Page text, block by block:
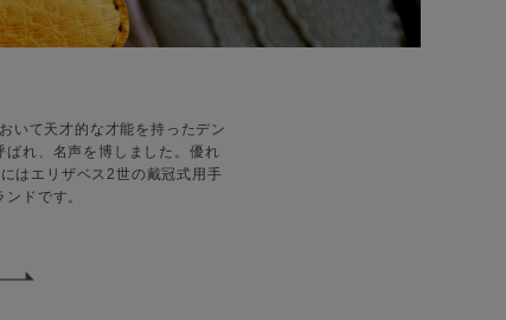
いて天才的な才能を持ったデン
れ、名声を博しました。優れ
はエリザベス2世の戴冠式用手
ドです。